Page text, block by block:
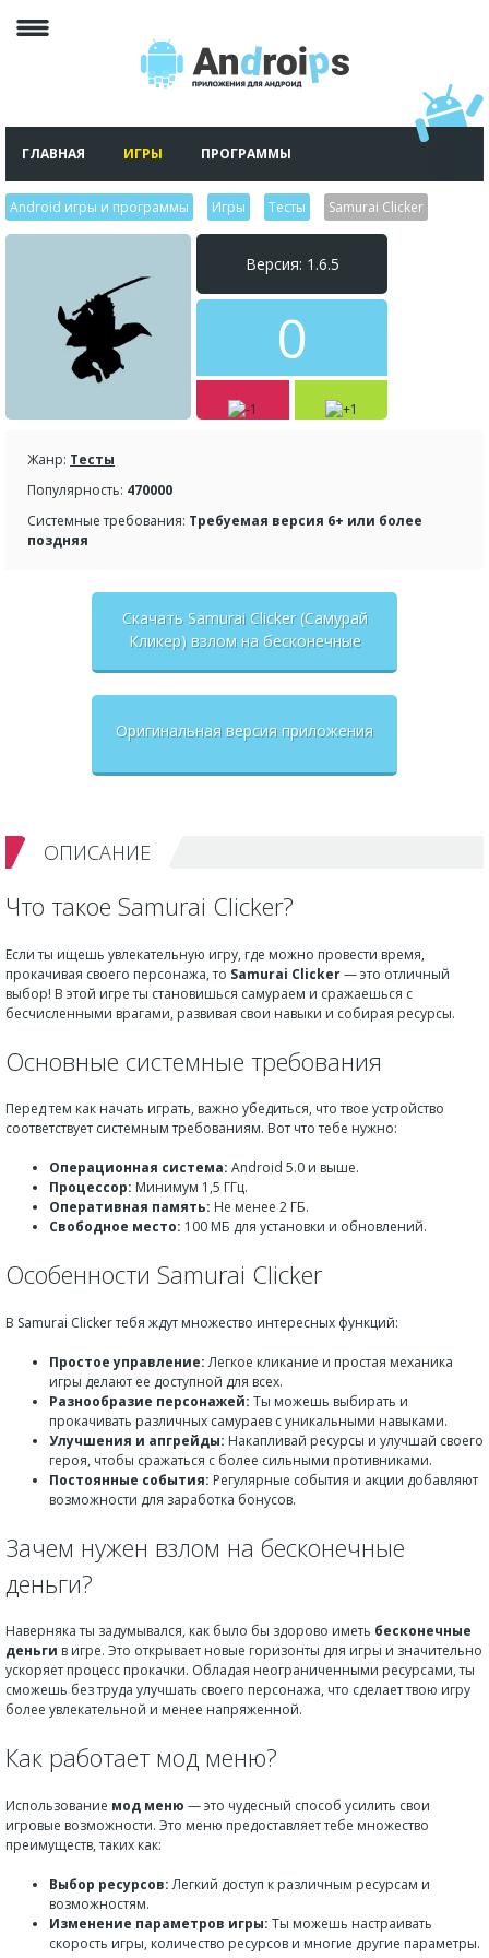
ГЛАВНАЯ ИГРЫ ПРОГРАММЫ
Android игры и программы Игры Тесты Samurai Clicker
Версия: 1.6.5
0
Жанр: Тесты
Популярность: 470000
Системные требования: Требуемая версия 6+ или более
поздняя
Скачать Samurai Clicker (Самурай
Кликер) взлом на бесконечные
Оригинальная версия приложения
ОПИСАНИЕ
Что такое Samurai Clicker?
Если ты ищешь увлекательную игру, где можно провести время,
прокачивая своего персонажа, то Samurai Clicker— это отличный
выбор! В этой игре ты становишься самураем и сражаешься с
бесчисленными врагами, развивая свои навыки и собирая ресурсы.
Основные системные требования
Перед тем как начать играть, важно убедиться, что твое устройство
соответствует системным требованиям. Вот что тебе нужно:
Операционная система: Android 5.0 и выше.
Процессор: Минимум 1,5 ГГц.
Оперативная память: Не менее 2 ГБ.
Свободное место: 100 МБ для установки и обновлений.
Особенности Samurai Clicker
В Samurai Clicker тебя ждут множество интересных функций:
Простое управление:Легкое кликание и простая механика
игры делают ее доступной для всех.
Разнообразие персонажей: Ты можешь выбирать и
прокачивать различных самураев с уникальными навыками.
Улучшения и апгрейды: Накапливай ресурсы и улучшай своего
героя, чтобы сражаться с более сильными противниками.
Постоянные события: Регулярные события и акции добавляют
возможности для заработка бонусов.
Зачем нужен взлом на бесконечные
деньги?
Наверняка ты задумывался, как было бы здорово иметь бесконечные
деньги в игре. Это открывает новые горизонты для игры и значительно
ускоряет процесс прокачки. Обладая неограниченными ресурсами, ты
сможешь без труда улучшать своего персонажа, что сделает твою игру
более увлекательной и менее напряженной.
Как работает мод меню?
Использование мод меню — это чудесный способ усилить свои
игровые возможности. Это меню предоставляет тебе множество
преимуществ, таких как:
Выбор ресурсов:Легкий доступ к различным ресурсам и
возможностям.
Изменение параметров игры: Ты можешь настраивать
скорость игры, количество ресурсов и многие другие параметры.